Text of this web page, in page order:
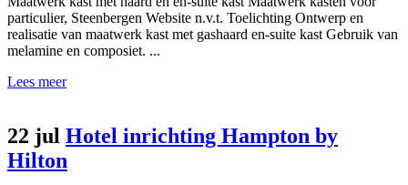
particulier, Steenbergen Website n.v.t. Toelichting Ontwerp en
realisatie van maatwerk kast met gashaard en-suite kast Gebruik van
melamine en composiet. ...
Lees meer
22 jul Hotel inrichting Hampton by
Hilton